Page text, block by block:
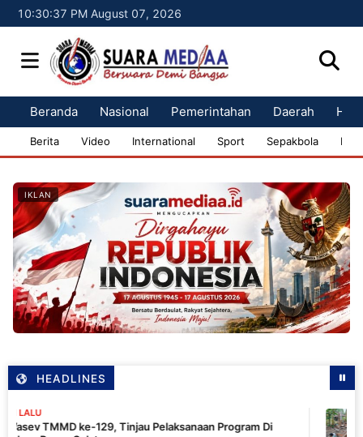
10:30:38 PM August 07, 2026
Beranda Nasional Pemerintahan Daerah
Berita Video International Sport Sepakbola
IKLAN
HEADLINES
ke-129, Tinjau Pelaksanaan Program Di
15 JAM